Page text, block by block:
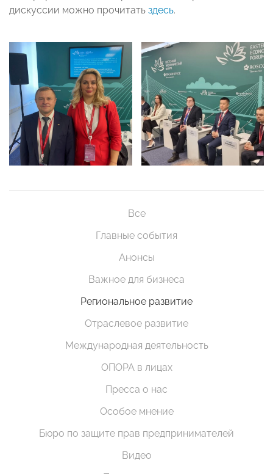
дискуссии можно прочитать здесь.
Все
Главные события
Анонсы
Важное для бизнеса
Региональное развитие
Отраслевое развитие
Международная деятельность
ОПОРА в лицах
Пресса о нас
Особое мнение
Бюро по защите прав предпринимателей
Видео